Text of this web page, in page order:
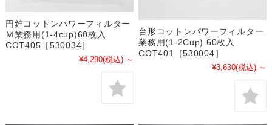
円錐コットンパワーフィルター
Ｍ業務用(1-4cup)60枚入
COT405［530034］
¥4,290(税込) ～
台形コットンパワーフィルター
業務用(1-2Cup) 60枚入
COT401［530004］
¥3,630(税込) ～